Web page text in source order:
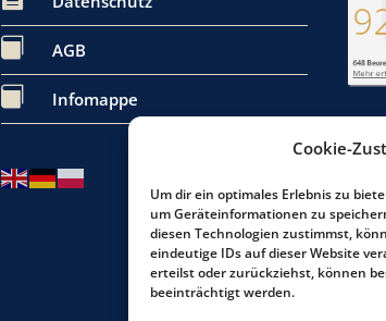
Cookie-
Um dir ein optimales Erlebnis zu
um Geräteinformationen zu
diesen Technologien zustimmst,
eindeutige IDs auf dieser Website
erteilst oder zurückziehst, können
beeinträchtigt werden.
 AGB
 Infomappe